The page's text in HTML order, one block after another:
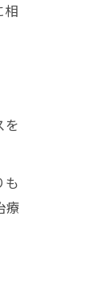
相
を
も
療